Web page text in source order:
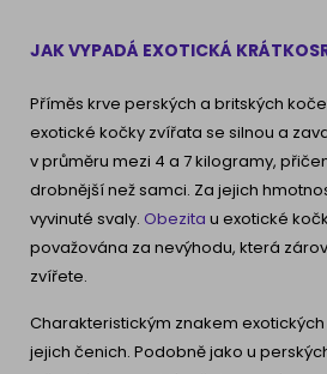
JAK VYPADÁ EXOTICKÁ
Příměs krve perských a britských
exotické kočky zvířata se silnou a
v průměru mezi 4 a 7 kilogramy,
drobnější než samci. Za jejich
vyvinuté svaly. Obezita u exotické
považována za nevýhodu, která
zvířete.
Charakteristickým znakem
jejich čenich. Podobně jako u